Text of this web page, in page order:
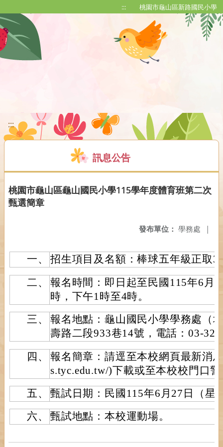
::: 桃園市龜山區新路國民小學
:::
訊息公告
桃園市龜山區龜山國民小學115學年度體育班第二次
甄選簡章
發布單位： 學務處 |
一、
招生項目及名額：棒球五年級正取3
二、
報名時間：即日起至民國115年6月
時，下午1時至4時。
三、
報名地點：龜山國民小學學務處（
壽路二段933巷14號，電話：03-
四、
報名簡章：請逕至本校網頁最新消
s.tyc.edu.tw/)下載或至本校校門口
五、
甄試日期：民國115年6月27日（星
六、
甄試地點：本校運動場。